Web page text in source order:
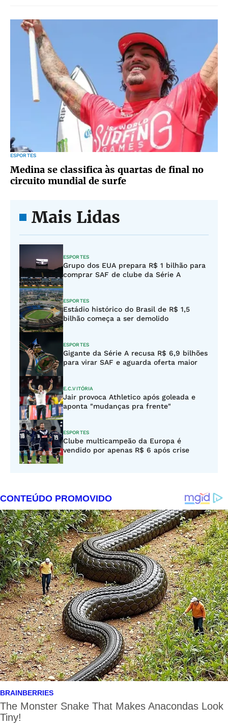
ESPORTES
Medina se classifica às quartas de final no
circuito mundial de surfe
Mais Lidas
ESPORTES
Grupo dos EUA prepara R$ 1 bilhão para
comprar SAF de clube da Série A
ESPORTES
Estádio histórico do Brasil de R$ 1,5
bilhão começa a ser demolido
ESPORTES
Gigante da Série A recusa R$ 6,9 bilhões
para virar SAF e aguarda oferta maior
E.C.VITÓRIA
Jair provoca Athletico após goleada e
aponta "mudanças pra frente"
ESPORTES
Clube multicampeão da Europa é
vendido por apenas R$ 6 após crise